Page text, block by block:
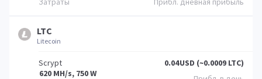
LTC
Litecoin
Scrypt
620 MH/s, 750 W
0.04USD (~0.0009 LTC)